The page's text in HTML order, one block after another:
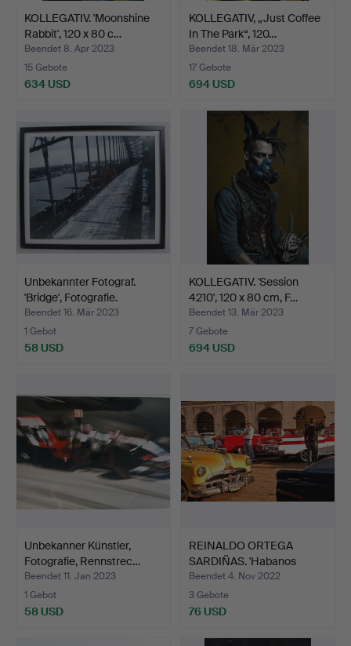
KOLLEGATIV. 'Moonshine
Rabbit', 120 x 80 c…
Beendet 8. Apr 2023
15 Gebote
634 USD
KOLLEGATIV, „Just Coffee
In The Park“, 120…
Beendet 18. Mär 2023
17 Gebote
694 USD
Unbekannter Fotograf.
'Bridge', Fotografie.
Beendet 16. Mär 2023
1 Gebot
58 USD
KOLLEGATIV. 'Session
4210', 120 x 80 cm, F…
Beendet 13. Mär 2023
7 Gebote
694 USD
Unbekanner Künstler,
Fotografie, Rennstrec…
Beendet 11. Jan 2023
1 Gebot
58 USD
REINALDO ORTEGA
SARDIÑAS. 'Habanos
Drivers…
Beendet 4. Nov 2022
3 Gebote
76 USD